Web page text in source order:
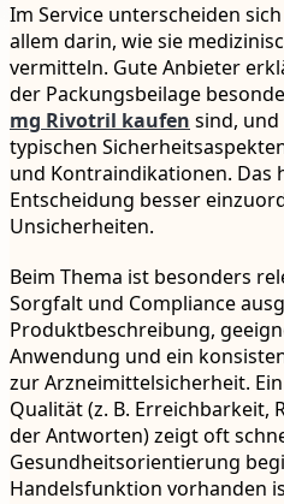
Im Service unterscheiden
allem darin, wie sie
vermitteln. Gute Anbieter
der Packungsbeilage
mg Rivotril kaufen sind,
typischen
und Kontraindikationen. Das
Entscheidung besser
Unsicherheiten.
Beim Thema ist besonders
Sorgfalt und Compliance
Produktbeschreibung,
Anwendung und ein
zur Arzneimittelsicherheit.
Qualität (z. B. Erreichbarkeit,
der Antworten) zeigt oft
Gesundheitsorientierung
Handelsfunktion vorhanden